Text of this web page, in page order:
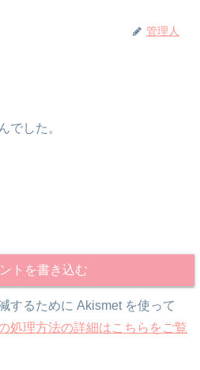
管理人
でした。
トを書き込む
するために Akismet を使って
処理方法の詳細はこちらをご覧